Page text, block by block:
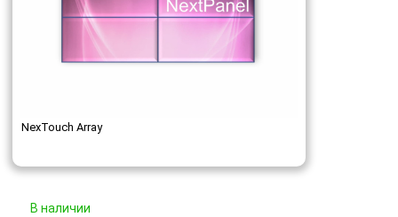
NexTouch Array
В наличии